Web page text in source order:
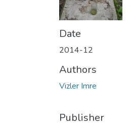
Date
2014-12
Authors
Vizler Imre
Publisher